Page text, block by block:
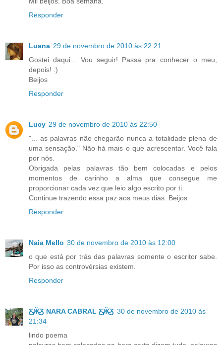
Responder
Luana 29 de novembro de 2010 às 22:21
Gostei daqui... Vou seguir! Passa pra conhecer o meu,
depois! :)
Beijos
Responder
Lucy 29 de novembro de 2010 às 22:50
"... as palavras não chegarão nunca a totalidade plena de
uma sensação." Não há mais o que acrescentar. Você fala
por nós.
Obrigada pelas palavras tão bem colocadas e pelos
momentos de carinho a alma que consegue me
proporcionar cada vez que leio algo escrito por ti.
Continue trazendo essa paz aos meus dias. Beijos
Responder
Naia Mello 30 de novembro de 2010 às 12:00
o que está por trás das palavras somente o escritor sabe.
Por isso as controvérsias existem.
Responder
Ƹ̵̡Ӝ̵̨̄Ʒ NARA CABRAL Ƹ̵̡Ӝ̵̨̄Ʒ 30 de novembro de 2010 às
21:34
lindo poema